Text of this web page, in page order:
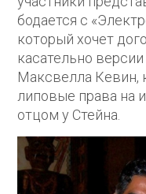
бодается с
который хочет
касательно
Максвелла Кевин,
липовые права на
отцом у Стейна.